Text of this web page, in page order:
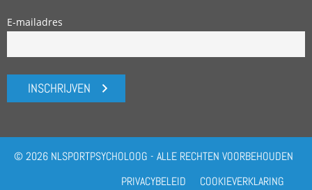
E-mailadres
INSCHRIJVEN
© 2026 NLSPORTPSYCHOLOOG - ALLE RECHTEN VOORBEHOUDEN
PRIVACYBELEID
COOKIEVERKLARING